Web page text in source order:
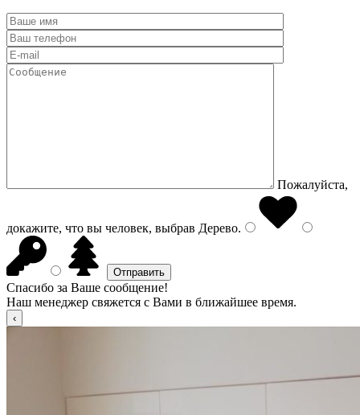
Пожалуйста,
докажите, что вы человек, выбрав Дерево.
Спасибо за Ваше сообщение!
Наш менеджер свяжется с Вами в ближайшее время.